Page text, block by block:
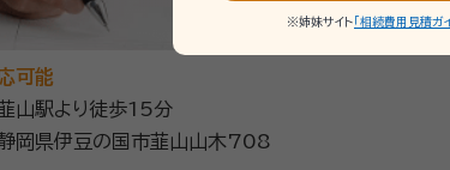
可能
山駅より徒歩15分
岡県伊豆の国市韮山山木708
※姉妹サイト 「相続費用見積ガ